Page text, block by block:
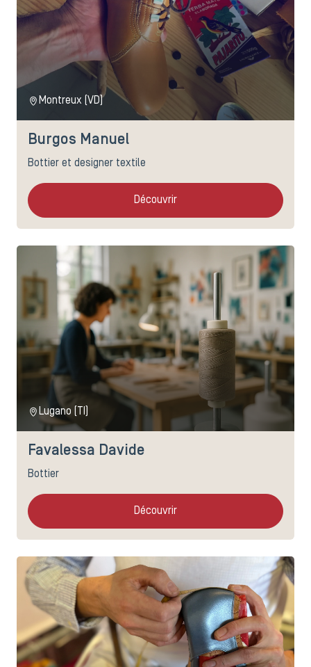
Montreux (VD)
Burgos Manuel
Bottier et designer textile
Découvrir
Lugano (TI)
Favalessa Davide
Bottier
Découvrir